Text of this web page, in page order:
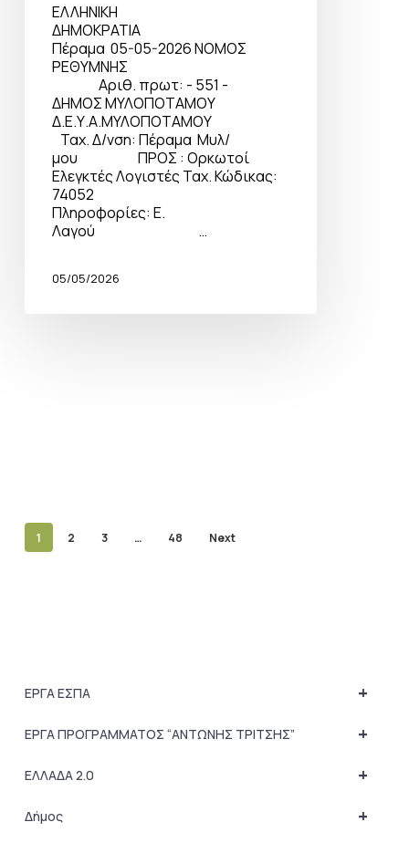
ΕΛΛΗΝΙΚΗ
ΔΗΜΟΚΡΑΤΙΑ
Πέραμα 05-05-2026 ΝΟΜΟΣ
ΡΕΘΥΜΝΗΣ
Αριθ. πρωτ: - 551 -
ΔΗΜΟΣ ΜΥΛΟΠΟΤΑΜΟΥ
Δ.Ε.Υ.Α.ΜΥΛΟΠΟΤΑΜΟΥ
Ταχ. Δ/νση: Πέραμα Μυλ/
μου ΠΡΟΣ : Ορκωτοί
Ελεγκτές Λογιστές Ταχ. Κώδικας:
74052
Πληροφορίες: Ε.
Λαγού …
05/05/2026
1 2 3 … 48 Next
+
ΕΡΓΑ ΕΣΠΑ
+
ΕΡΓΑ ΠΡΟΓΡΑΜΜΑΤΟΣ “ΑΝΤΩΝΗΣ ΤΡΙΤΣΗΣ”
+
ΕΛΛΑΔΑ 2.0
+
Δήμος